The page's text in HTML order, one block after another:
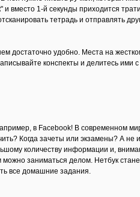
вместо 1-й секунды приходится
тетрадь и отправлять
достаточно удобно. Места на
конспекты и делитесь ими
в Facebook! В современном
Когда зачеты или экзамены? А
количеству информации и,
заниматься делом. Нетбук
все домашние задания.